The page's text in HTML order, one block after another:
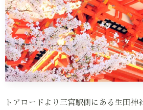
トアロードより三宮駅側にある生田神